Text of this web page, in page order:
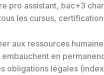
pro assistant, bac+3
les cursus,
aux ressources
embauchent en
obligations légales